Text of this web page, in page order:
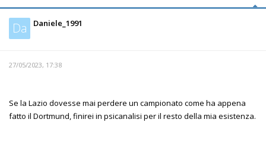
Da Daniele_1991
27/05/2023, 17:38
Se la Lazio dovesse mai perdere un campionato come ha appena
fatto il Dortmund, finirei in psicanalisi per il resto della mia esistenza.